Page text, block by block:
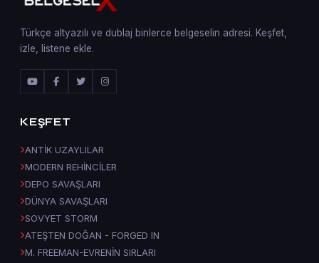
Türkçe altyazılı ve dublaj binlerce belgeselin adresi. Keşfet,
izle, listene ekle.
KEŞFET
ANTİK UZAYLILAR
MODERN REHİNCİLER
DEPO SAVAŞLARI
DÜNYA SAVAŞLARI
SOVYET STORM
ATEŞTEN DOĞAN - FORGED IN
M. FREEMAN-EVRENİN SIRLARI